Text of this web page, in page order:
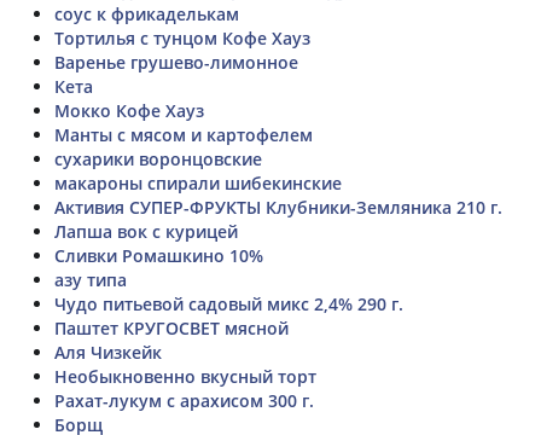
соус к фрикаделькам
Тортилья с тунцом Кофе Хауз
Варенье грушево-лимонное
Кета
Мокко Кофе Хауз
Манты с мясом и картофелем
сухарики воронцовские
макароны спирали шибекинские
Активия СУПЕР-ФРУКТЫ Клубники-Земляника 210 г.
Лапша вок с курицей
Сливки Ромашкино 10%
азу типа
Чудо питьевой садовый микс 2,4% 290 г.
Паштет КРУГОСВЕТ мясной
Аля Чизкейк
Необыкновенно вкусный торт
Рахат-лукум с арахисом 300 г.
Борщ